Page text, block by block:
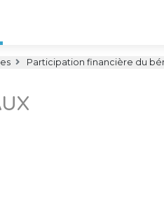
Participation financière du